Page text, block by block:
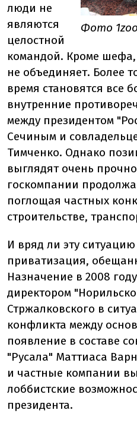
Фото
люди не
являются
целостной
командой. Кроме
не объединяет. Более
время становятся все
внутренние
между президентом
Сечиным и
Тимченко. Однако
выглядят очень
госкомпании
поглощая частных
строительстве,
И вряд ли эту
приватизация,
Назначение в 2008
директором
Стржалковского в
конфликта между
появление в составе
"Русала" Маттиаса
и частные компании
лоббистские
президента.